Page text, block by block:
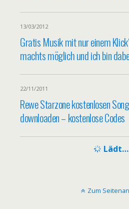
13/03/2012
Gratis Musik mit nur einem
machts möglich und ich bin
22/11/2011
Rewe Starzone kostenlosen Song
downloaden – kostenlose Codes
Lädt…
Zum